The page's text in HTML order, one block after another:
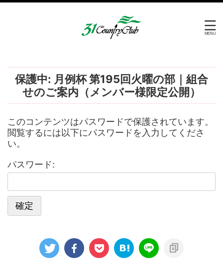
保護中: 月例杯 第195回火曜の部｜組合
せのご案内（メンバー様限定公開）
このコンテンツはパスワードで保護されています。
閲覧するには以下にパスワードを入力してくださ
い。
パスワード: